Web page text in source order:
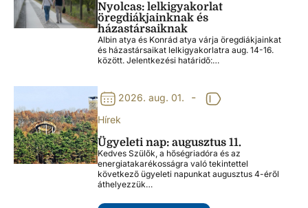
Nyolcas: lelkigyakorlat
öregdiákjainknak és
házastársaiknak
Albin atya és Konrád atya várja öregdiákjainkat
és házastársaikat lelkigyakorlatra aug. 14-16.
között. Jelentkezési határidő:…
2026. aug. 01. -
Hírek
Ügyeleti nap: augusztus 11.
Kedves Szülők, a hőségriadóra és az
energiatakarékosságra való tekintettel
következő ügyeleti napunkat augusztus 4-éről
áthelyezzük…